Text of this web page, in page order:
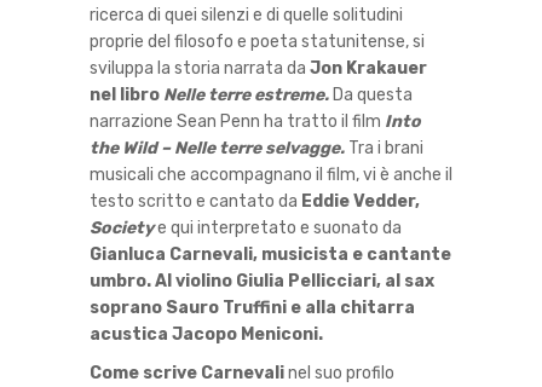
ricerca di quei silenzi e di quelle solitudini
proprie del filosofo e poeta statunitense, si
sviluppa la storia narrata da Jon Krakauer
nel libro Nelle terre estreme. Da questa
narrazione Sean Penn ha tratto il film Into
the Wild – Nelle terre selvagge. Tra i brani
musicali che accompagnano il film, vi è anche il
testo scritto e cantato da Eddie Vedder,
Societye qui interpretato e suonato da
Gianluca Carnevali, musicista e cantante
umbro. Al violino Giulia Pellicciari, al sax
soprano Sauro Truffini e alla chitarra
acustica Jacopo Meniconi.
Come scrive Carnevalinel suo profilo